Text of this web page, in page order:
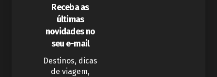
Receba as
últimas
novidades no
seu e-mail
Destinos, dicas
de viagem,